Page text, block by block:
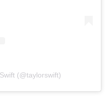
(@taylorswift)